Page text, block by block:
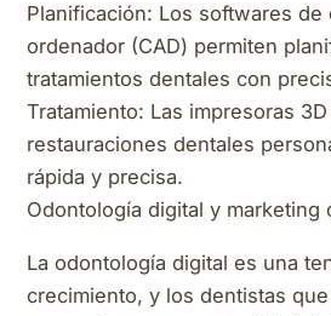
Planificación: Los softwares
ordenador (CAD) permiten
tratamientos dentales con
Tratamiento: Las impresoras
restauraciones dentales
rápida y precisa.
Odontología digital y marketing
La odontología digital es una
crecimiento, y los dentistas